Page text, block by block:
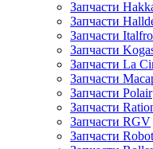
Запчасти
Запчасти
Запчасти
Запчасти
Запчасти La
Запчасти
Запчасти Polair
Запчасти
Запчасти RGV
Запчасти